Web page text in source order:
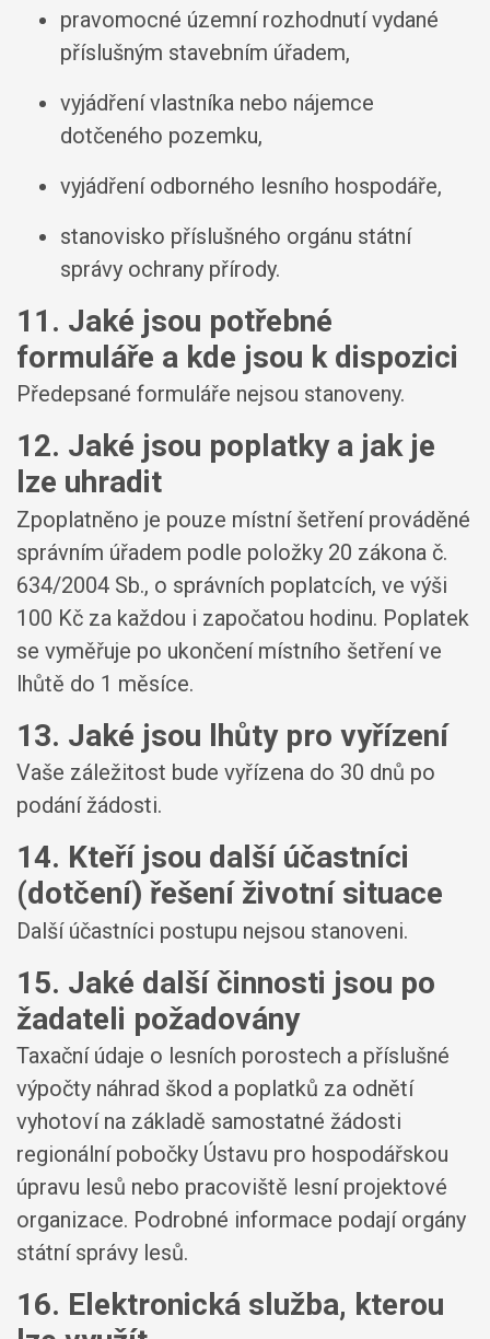
pravomocné územní rozhodnutí vydané
příslušným stavebním úřadem,
vyjádření vlastníka nebo nájemce
dotčeného pozemku,
vyjádření odborného lesního hospodáře,
stanovisko příslušného orgánu státní
správy ochrany přírody.
11. Jaké jsou potřebné
formuláře a kde jsou k dispozici
Předepsané formuláře nejsou stanoveny.
12. Jaké jsou poplatky a jak je
lze uhradit
Zpoplatněno je pouze místní šetření prováděné
správním úřadem podle položky 20 zákona č.
634/2004 Sb., o správních poplatcích, ve výši
100 Kč za každou i započatou hodinu. Poplatek
se vyměřuje po ukončení místního šetření ve
lhůtě do 1 měsíce.
13. Jaké jsou lhůty pro vyřízení
Vaše záležitost bude vyřízena do 30 dnů po
podání žádosti.
14. Kteří jsou další účastníci
(dotčení) řešení životní situace
Další účastníci postupu nejsou stanoveni.
15. Jaké další činnosti jsou po
žadateli požadovány
Taxační údaje o lesních porostech a příslušné
výpočty náhrad škod a poplatků za odnětí
vyhotoví na základě samostatné žádosti
regionální pobočky Ústavu pro hospodářskou
úpravu lesů nebo pracoviště lesní projektové
organizace. Podrobné informace podají orgány
státní správy lesů.
16. Elektronická služba, kterou